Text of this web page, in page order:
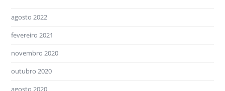
agosto 2022
fevereiro 2021
novembro 2020
outubro 2020
agosto 2020